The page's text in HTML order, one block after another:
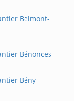
Belmont-
Bénonces
Bény